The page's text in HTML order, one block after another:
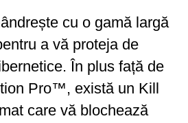
cu o gamă largă
a vă proteja de
În plus față de
Pro™, există un Kill
care vă blochează